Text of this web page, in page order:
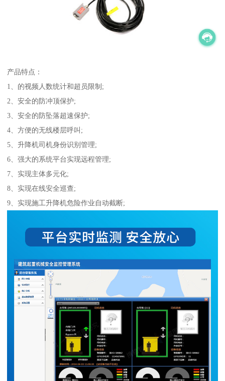
产品特点：
1、的视频人数统计和超员限制;
2、安全的防冲顶保护;
3、安全的防坠落超速保护;
4、方便的无线楼层呼叫;
5、升降机司机身份识别管理;
6、强大的系统平台实现远程管理;
7、实现主体多元化;
8、实现在线安全巡查;
9、实现施工升降机危险作业自动截断;